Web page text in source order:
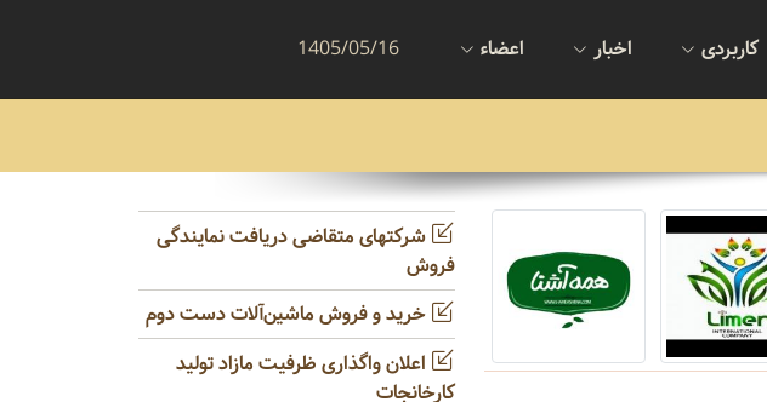
کاربردی اخبار اعضاء 1405/05/16
شرکتهای متقاضی دریافت نمایندگی
فروش
خرید و فروش ماشین‌آلات دست دوم
اعلان واگذاری ظرفیت مازاد تولید
کارخانجات